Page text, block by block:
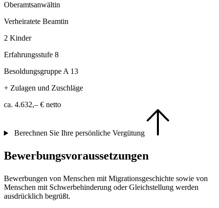
Oberamtsanwältin
Verheiratete Beamtin
2 Kinder
Erfahrungsstufe 8
Besoldungsgruppe A 13
+ Zulagen und Zuschläge
ca. 4.632,– € netto
Berechnen Sie Ihre persönliche Vergütung
Bewerbungsvoraussetzungen
Bewerbungen von Menschen mit Migrationsgeschichte sowie von
Menschen mit Schwerbehinderung oder Gleichstellung werden
ausdrücklich begrüßt.